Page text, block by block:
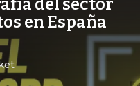
del sector
en España